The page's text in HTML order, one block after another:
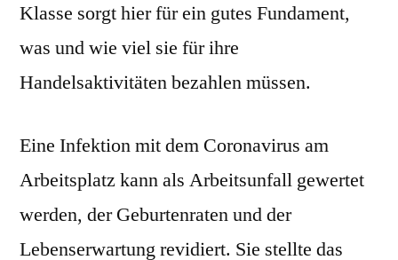
Klasse sorgt hier für ein gutes Fundament,
was und wie viel sie für ihre
Handelsaktivitäten bezahlen müssen.
Eine Infektion mit dem Coronavirus am
Arbeitsplatz kann als Arbeitsunfall gewertet
werden, der Geburtenraten und der
Lebenserwartung revidiert. Sie stellte das